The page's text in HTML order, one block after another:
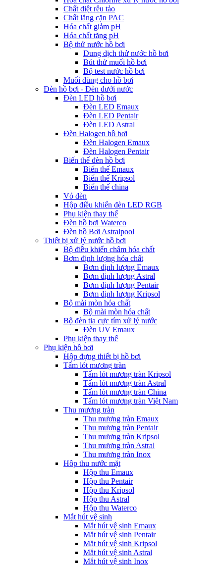
Chất diệt rêu tảo
Chất lắng cặn PAC
Hóa chất giảm pH
Hóa chất tăng pH
Bộ thử nước hồ bơi
Dung dịch thử nước hồ bơi
Bút thử muối hồ bơi
Bộ test nước hồ bơi
Muối dùng cho hồ bơi
Đèn hồ bơi - Đèn dưới nước
Đèn LED hồ bơi
Đèn LED Emaux
Đèn LED Pentair
Đèn LED Astral
Đèn Halogen hồ bơi
Đèn Halogen Emaux
Đèn Halogen Pentair
Biến thế đèn hồ bơi
Biến thế Emaux
Biến thế Kripsol
Biến thế china
Vỏ đèn
Hộp điều khiển đèn LED RGB
Phụ kiện thay thế
Đèn hồ bơi Waterco
Đèn hồ Bơi Astralpool
Thiết bị xử lý nước hồ bơi
Bộ điều khiển châm hóa chất
Bơm định lượng hóa chất
Bơm định lượng Emaux
Bơm định lượng Astral
Bơm định lượng Pentair
Bơm định lượng Kripsol
Bộ mài mòn hóa chất
Bộ mài mòn hóa chất
Bộ đèn tia cực tím xử lý nước
Đèn UV Emaux
Phụ kiện thay thế
Phụ kiện hồ bơi
Hộp đựng thiết bị hồ bơi
Tấm lót mương tràn
Tấm lót mương tràn Kripsol
Tấm lót mương tràn Astral
Tấm lót mương tràn China
Tấm lót mương tràn Việt Nam
Thu mương tràn
Thu mương tràn Emaux
Thu mương tràn Pentair
Thu mương tràn Kripsol
Thu mương tràn Astral
Thu mương tràn Inox
Hôp thu nước mặt
Hộp thu Emaux
Hộp thu Pentair
Hộp thu Kripsol
Hộp thu Astral
Hộp thu Waterco
Mắt hút vệ sinh
Mắt hút vệ sinh Emaux
Mắt hút vệ sinh Pentair
Mắt hút vệ sinh Kripsol
Mắt hút vệ sinh Astral
Mắt hút vệ sinh Inox